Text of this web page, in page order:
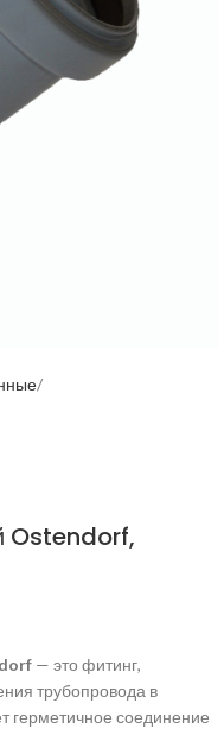
Ostendorf,
— это фитинг,
трубопровода в
герметичное соединение